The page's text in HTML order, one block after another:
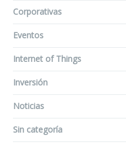
Corporativas
Eventos
Internet of Things
Inversión
Noticias
Sin categoría